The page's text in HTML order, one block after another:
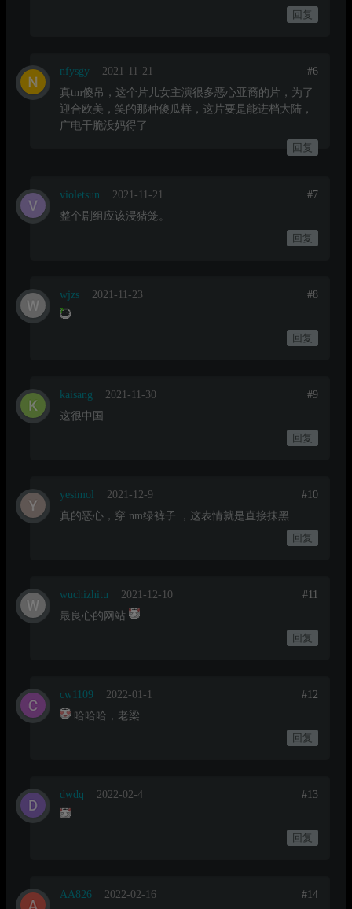
回复
nfysgy 2021-11-21
#6
真tm傻吊，这个片儿女主演很多恶心亚裔的片，为了
迎合欧美，笑的那种傻瓜样，这片要是能进档大陆，
广电干脆没妈得了
回复
violetsun 2021-11-21
#7
整个剧组应该浸猪笼。
回复
wjzs 2021-11-23 #8
回复
kaisang 2021-11-30
#9
这很中国
回复
yesimol 2021-12-9
#10
真的恶心，穿 nm绿裤子 ，这表情就是直接抹黑
回复
wuchizhitu 2021-12-10
#11
最良心的网站
回复
cw1109 2022-01-1
#12
哈哈哈，老梁
回复
dwdq 2022-02-4 #13
回复
AA826 2022-02-16
#14